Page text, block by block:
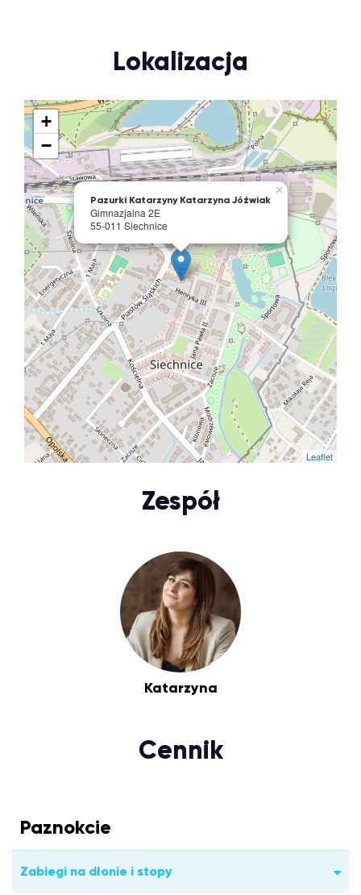
Lokalizacja
Pazurki Katarzyny Katarzyna Jóźwiak
Gimnazjalna 2E
55-011 Siechnice
×
+
−
Leaflet
Zespół
Katarzyna
Cennik
Paznokcie
Zabiegi na dłonie i stopy